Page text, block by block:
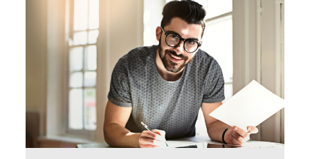
Göttingen